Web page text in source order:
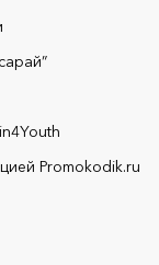
Promokodik.ru